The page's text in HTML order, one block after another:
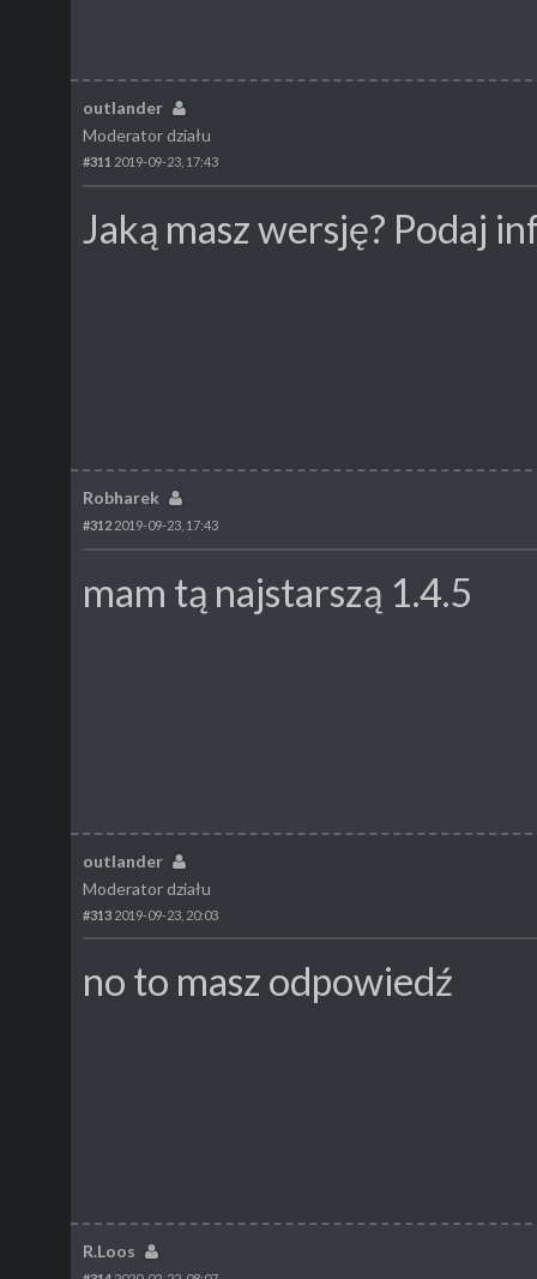
outlander
Moderator działu
#311 2019-09-23, 17:43
Jaką masz wersję? Podaj
Robharek
#312 2019-09-23, 17:43
mam tą najstarszą 1.4.5
outlander
Moderator działu
#313 2019-09-23, 20:03
no to masz odpowiedź
R.Loos